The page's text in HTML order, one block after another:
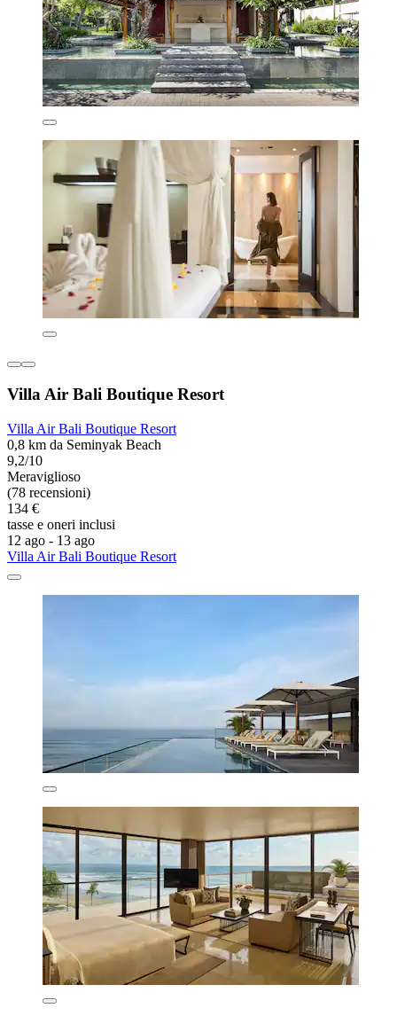
Villa Air Bali Boutique Resort
Villa Air Bali Boutique Resort
0,8 km da Seminyak Beach
9,2/10
Meraviglioso
(78 recensioni)
134 €
tasse e oneri inclusi
12 ago - 13 ago
Villa Air Bali Boutique Resort